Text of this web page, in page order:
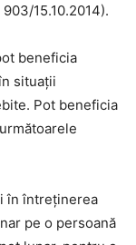
15.10.2014).
beneficia
situaţii
Pot beneficia
în întreţinerea
pe o persoană